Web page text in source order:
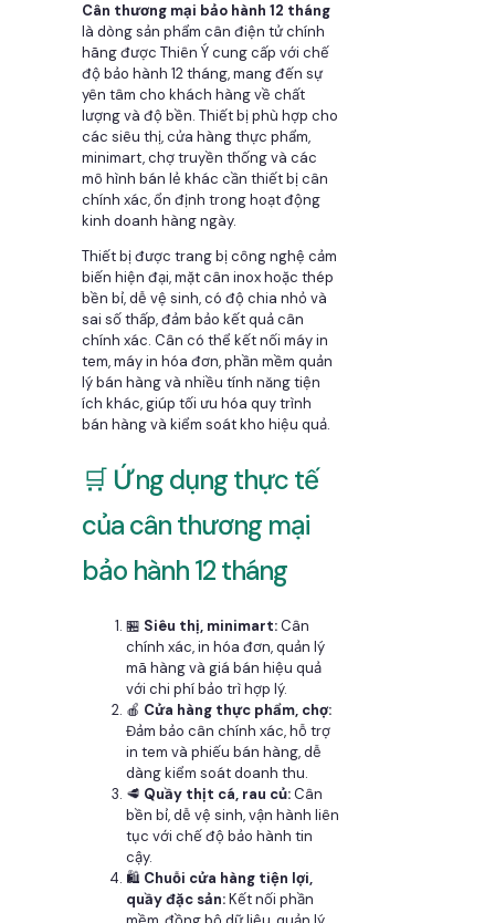
Cân thương mại bảo hành 12 tháng
là dòng sản phẩm cân điện tử chính
hãng được Thiên Ý cung cấp với chế
độ bảo hành 12 tháng, mang đến sự
yên tâm cho khách hàng về chất
lượng và độ bền. Thiết bị phù hợp cho
các siêu thị, cửa hàng thực phẩm,
minimart, chợ truyền thống và các
mô hình bán lẻ khác cần thiết bị cân
chính xác, ổn định trong hoạt động
kinh doanh hàng ngày.
Thiết bị được trang bị công nghệ cảm
biến hiện đại, mặt cân inox hoặc thép
bền bỉ, dễ vệ sinh, có độ chia nhỏ và
sai số thấp, đảm bảo kết quả cân
chính xác. Cân có thể kết nối máy in
tem, máy in hóa đơn, phần mềm quản
lý bán hàng và nhiều tính năng tiện
ích khác, giúp tối ưu hóa quy trình
bán hàng và kiểm soát kho hiệu quả.
🛒 Ứng dụng thực tế
của cân thương mại
bảo hành 12 tháng
🏪 Siêu thị, minimart:Cân
chính xác, in hóa đơn, quản lý
mã hàng và giá bán hiệu quả
với chi phí bảo trì hợp lý.
🍎 Cửa hàng thực phẩm, chợ:
Đảm bảo cân chính xác, hỗ trợ
in tem và phiếu bán hàng, dễ
dàng kiểm soát doanh thu.
🥩 Quầy thịt cá, rau củ:Cân
bền bỉ, dễ vệ sinh, vận hành liên
tục với chế độ bảo hành tin
cậy.
🛍️ Chuỗi cửa hàng tiện lợi,
quầy đặc sản:Kết nối phần